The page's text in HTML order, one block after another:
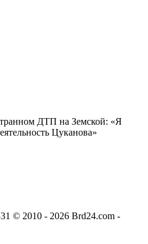
ДТП на Земской: «Я
Цуканова»
© 2010 - 2026 Brd24.com -